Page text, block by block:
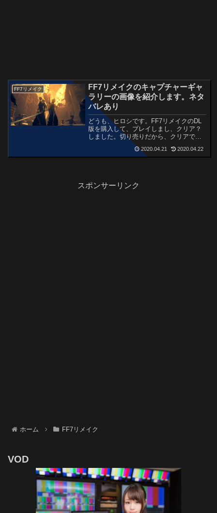
FF7リメイク
FF7リメイクのキャプチャーギャ
ラリーの画像を紹介します。ネタ
バレあり
どうも、ヒロシです。FF7リメイクのDL
版を購入して、プレイしまし、クリア？
しました。切り売りだから、クリアでき
ないんですよ！！まあ、感想や評判など
も他の記事でまとめてみましたが、この
記事では私が撮ったキャプチャー画像を
に紹介...
2020.04.21 2020.04.22
スポンサーリンク
ホーム FF7リメイク
VOD